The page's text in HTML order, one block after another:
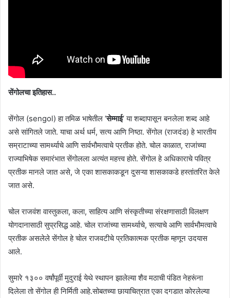
सेंगोलचा इतिहास..
सेंगोल (sengol) हा तमिळ भाषेतील ‘सेम्माई‘ या शब्दापासून बनलेला शब्द आहे
असे सांगितले जाते. याचा अर्थ धर्म, सत्य आणि निष्ठा. सेंगोल (राजदंड) हे भारतीय
सम्राटाच्या सामर्थ्याचे आणि सार्वभौमत्वाचे प्रतीक होते. चोल काळात, राजांच्या
राज्याभिषेक समारंभात सेंगोलला अत्यंत महत्त्व होते. सेंगोल हे अधिकाराचे पवित्र
प्रतीक मानले जात असे, जे एका शासकाकडून दुसऱ्या शासकाकडे हस्तांतरित केले
जात असे.
चोल राजवंश वास्तुकला, कला, साहित्य आणि संस्कृतीच्या संरक्षणासाठी विलक्षण
योगदानासाठी सुप्रसिद्ध आहे. चोल राजांच्या सामर्थ्याचे, सत्याचे आणि सार्वभौमत्वाचे
प्रतीक असलेले सेंगोल हे चोल राजवटीचे प्रतिकात्मक प्रतीक म्हणून उदयास
आले.
सुमारे १३०० वर्षांपूर्वी मुदुराई येथे स्थापन झालेल्या शैव मठाची पंडित नेहरूंना
दिलेला तो सेंगोल ही निर्मिती आहे.सोबतच्या छायाचित्रात एका दगडात कोरलेल्या